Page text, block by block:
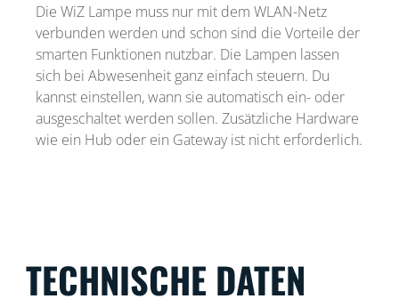
Die WiZ Lampe muss nur mit dem WLAN-Netz
verbunden werden und schon sind die Vorteile der
smarten Funktionen nutzbar. Die Lampen lassen
sich bei Abwesenheit ganz einfach steuern. Du
kannst einstellen, wann sie automatisch ein- oder
ausgeschaltet werden sollen. Zusätzliche Hardware
wie ein Hub oder ein Gateway ist nicht erforderlich.
TECHNISCHE DATEN